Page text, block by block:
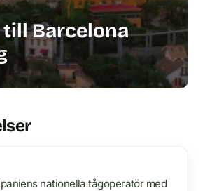
Barcelona
nationella tågoperatör med